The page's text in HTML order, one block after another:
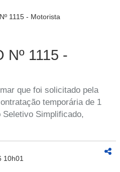
1115 - Motorista
Nº 1115 -
que foi solicitado pela
temporária de 1
Simplificado,
10h01